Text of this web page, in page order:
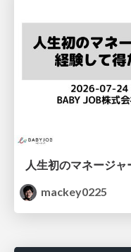
mackey0225